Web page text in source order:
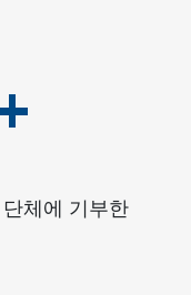
체에 기부한